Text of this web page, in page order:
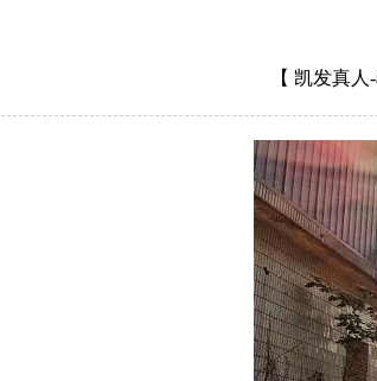
【 凯发真人